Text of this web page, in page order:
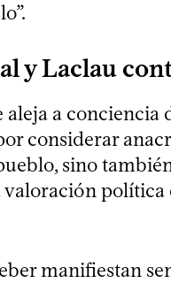
y Laclau
a conciencia
considerar
sino
valoración política
manifiestan